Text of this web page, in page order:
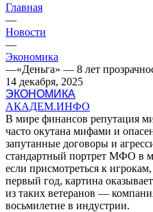
Главная
—
Новости
—
Экономика
—«Деньга» — 8 лет
14 декабря, 2025
ЭКОНОМИКА
АКАДЕМ.ИНФО
В мире финансов репутация
часто окутана мифами и
запутанные договоры и
стандартный портрет МФО в
если присмотреться к
первый год, картина
из таких ветеранов —
восьмилетие в индустрии.